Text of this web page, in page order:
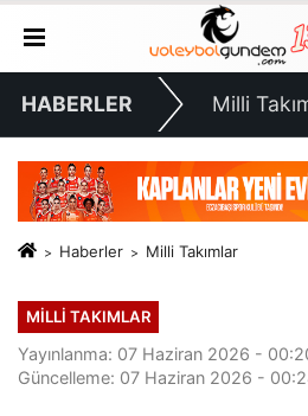
HABERLER Milli
Haberler Milli Takımlar
MILLI TAKIMLAR
Yayınlanma: 07 Haziran 2026 -
Güncelleme: 07 Haziran 2026 -